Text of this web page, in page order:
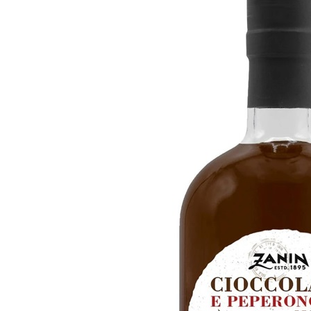
Springbank & Glengyle Distillery